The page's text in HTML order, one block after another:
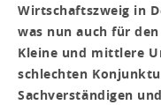
Wirtschaftszweig in
was nun auch für
Kleine und mittlere
schlechten
Sachverständigen